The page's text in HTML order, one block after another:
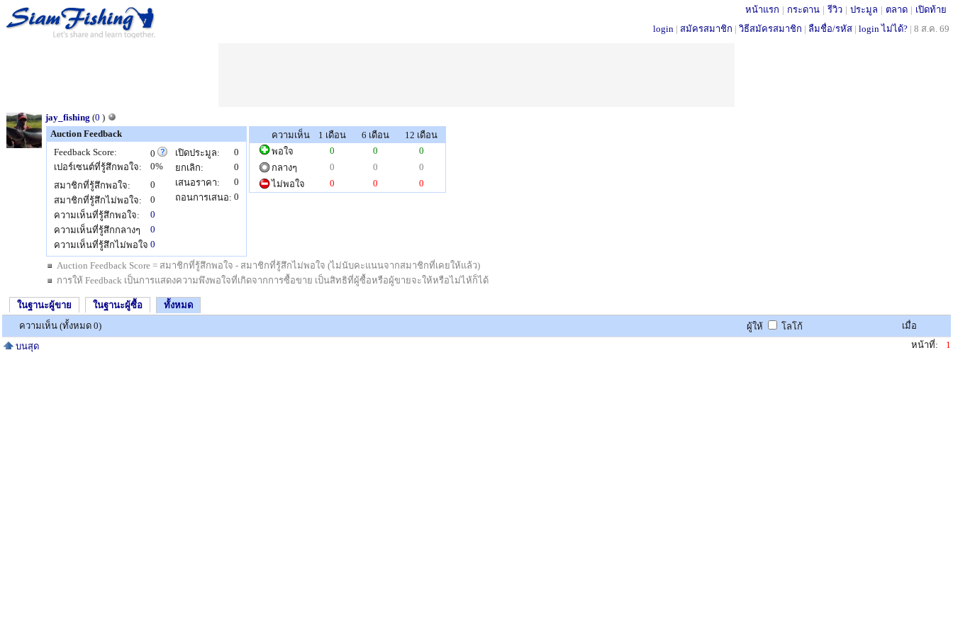
หน้าแรก | กระดาน | รีวิว | ประมูล | ตลาด | เปิดท้าย
login | สมัครสมาชิก | วิธีสมัครสมาชิก | ลืมชื่อ/รหัส | login ไม่ได้? | 8 ส.ค. 69
jay_fishing (0 )
Auction Feedback
Feedback Score:
0
เปอร์เซนต์ที่รู้สึกพอใจ:
0%
สมาชิกที่รู้สึกพอใจ:
0
สมาชิกที่รู้สึกไม่พอใจ:
0
ความเห็นที่รู้สึกพอใจ:
0
ความเห็นที่รู้สึกกลางๆ
0
ความเห็นที่รู้สึกไม่พอใจ 0
เปิดประมูล:
0
ยกเลิก:
0
เสนอราคา:
0
ถอนการเสนอ: 0
ความเห็น 1 เดือน 6 เดือน
12 เดือน
พอใจ
0 0
0
กลางๆ
0 0
0
ไม่พอใจ
0 0 0
Auction Feedback Score = สมาชิกที่รู้สึกพอใจ - สมาชิกที่รู้สึกไม่พอใจ (ไม่นับคะแนนจากสมาชิกที่เคยให้แล้ว)
การให้ Feedback เป็นการแสดงความพึงพอใจที่เกิดจากการซื้อขาย เป็นสิทธิที่ผู้ซื้อหรือผู้ขายจะให้หรือไม่ไห้ก็ได้
ในฐานะผู้ขาย ในฐานะผู้ซื้อ
ทั้งหมด
ความเห็น (ทั้งหมด 0)
ผู้ให้ โลโก้
เมื่อ
บนสุด
หน้าที่: 1